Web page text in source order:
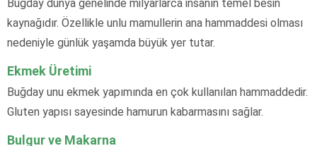
Buğday dünya genelinde milyarlarca insanın temel besin
kaynağıdır. Özellikle unlu mamullerin ana hammaddesi olması
nedeniyle günlük yaşamda büyük yer tutar.
Ekmek Üretimi
Buğday unu ekmek yapımında en çok kullanılan hammaddedir.
Gluten yapısı sayesinde hamurun kabarmasını sağlar.
Bulgur ve Makarna